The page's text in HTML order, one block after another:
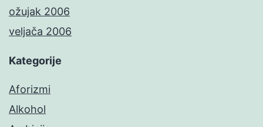
ožujak 2006
veljača 2006
Kategorije
Aforizmi
Alkohol